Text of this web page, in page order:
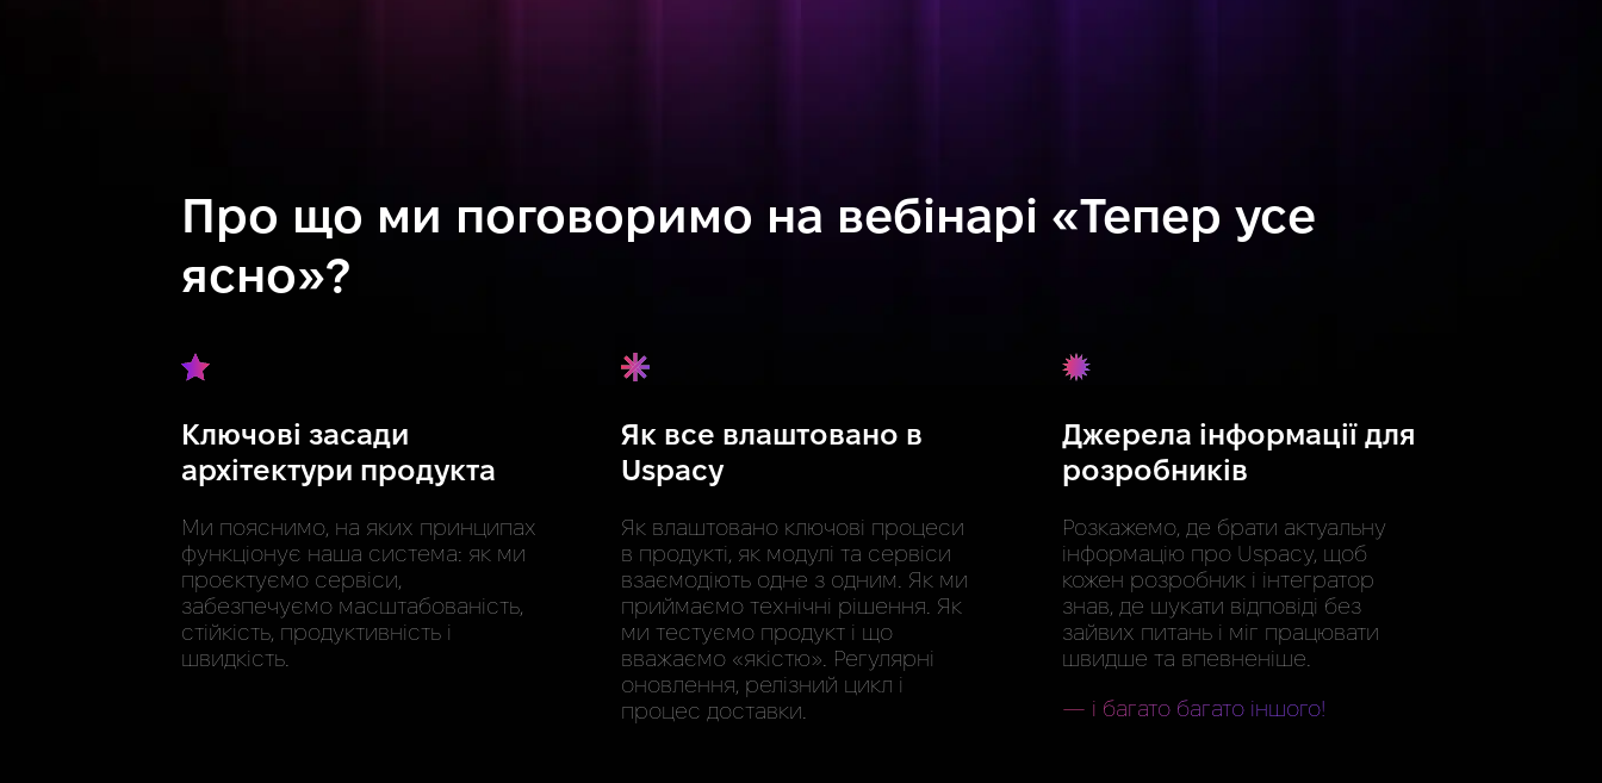
Про що ми поговоримо на вебінарі «Тепер усе
ясно»?
Ключові засади
архітектури продукта
Ми пояснимо, на яких принципах
функціонує наша система: як ми
проєктуємо сервіси,
забезпечуємо масштабованість,
стійкість, продуктивність і
швидкість.
Як все влаштовано в
Uspacy
Як влаштовано ключові процеси
в продукті, як модулі та сервіси
взаємодіють одне з одним. Як ми
приймаємо технічні рішення. Як
ми тестуємо продукт і що
вважаємо «якістю». Регулярні
оновлення, релізний цикл і
процес доставки.
Джерела інформації для
розробників
Розкажемо, де брати актуальну
інформацію про Uspacy, щоб
кожен розробник і інтегратор
знав, де шукати відповіді без
зайвих питань і міг працювати
швидше та впевненіше.
— і багато багато іншого!